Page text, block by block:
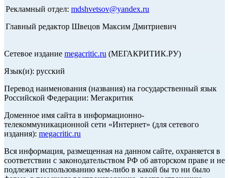
Рекламный отдел: mdshvetsov@yandex.ru
Главный редактор Швецов Максим Дмитриевич
Сетевое издание megacritic.ru (МЕГАКРИТИК.РУ)
Язык(и): русский
Перевод наименования (названия) на государственный язык
Российской Федерации: Мегакритик
Доменное имя сайта в информационно-
телекоммуникационной сети «Интернет» (для сетевого
издания): megacritic.ru
Вся информация, размещенная на данном сайте, охраняется в
соответствии с законодательством РФ об авторском праве и не
подлежит использованию кем-либо в какой бы то ни было